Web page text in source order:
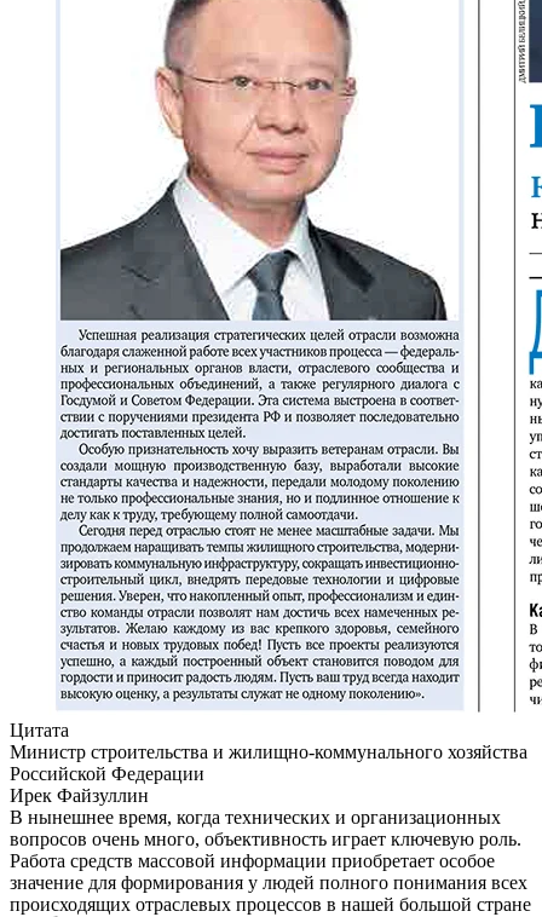
Цитата
Министр строительства и жилищно-коммунального хозяйства
Российской Федерации
Ирек Файзуллин
В нынешнее время, когда технических и организационных
вопросов очень много, объективность играет ключевую роль.
Работа средств массовой информации приобретает особое
значение для формирования у людей полного понимания всех
происходящих отраслевых процессов в нашей большой стране